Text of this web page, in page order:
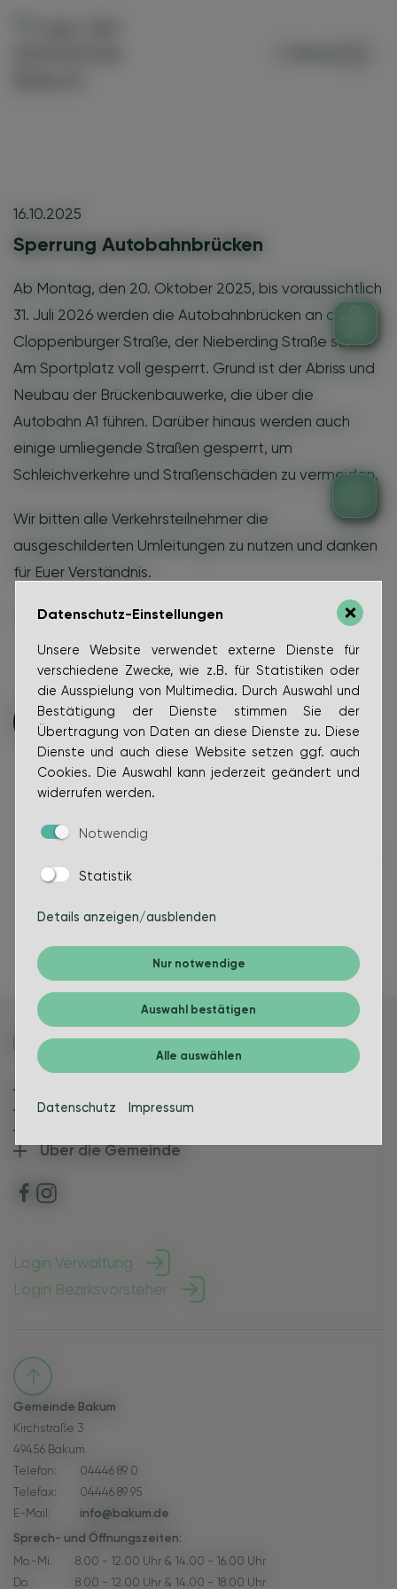
16.10.2025
Sperrung Autobahnbrücken
Ab Montag, den 20. Oktober 2025, bis voraussichtlich
31. Juli 2026 werden die Autobahnbrücken an der
Cloppenburger Straße, der Nieberding Straße sowie
Am Sportplatz voll gesperrt. Grund ist der Abriss und
Neubau der Brückenbauwerke, die über die
Autobahn A1 führen. Darüber hinaus werden auch
einige umliegende Straßen gesperrt, um
Schleichverkehre und Straßenschäden zu vermeiden.
Wir bitten alle Verkehrsteilnehmer die
ausgeschilderten Umleitungen zu nutzen und danken
für Euer Verständnis.
Hier gibt es den Plan als Download.
zurück zur Übersicht
Leben in Bakum
Über die Gemeinde
Login Verwaltung
Login Bezirksvorsteher
Gemeinde Bakum
Kirchstraße 3
49456 Bakum
Telefon:
04446 89 0
Telefax:
04446 89 95
E-Mail:
info@bakum.de
Sprech- und Öffnungszeiten:
Mo.-Mi.
8.00 - 12.00 Uhr & 14.00 - 16.00 Uhr
Do.
8.00 - 12.00 Uhr & 14.00 - 18.00 Uhr
Datenschutz-Einstellungen
Unsere Website verwendet externe Dienste für
verschiedene Zwecke, wie z.B. für Statistiken oder
die Ausspielung von Multimedia. Durch Auswahl und
Bestätigung der Dienste stimmen Sie der
Übertragung von Daten an diese Dienste zu. Diese
Dienste und auch diese Website setzen ggf. auch
Cookies. Die Auswahl kann jederzeit geändert und
widerrufen werden.
Notwendig
Statistik
Details anzeigen/ausblenden
Nur notwendige
Auswahl bestätigen
Alle auswählen
Datenschutz Impressum